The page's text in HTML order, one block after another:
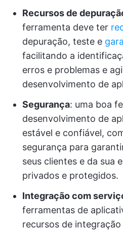
Recursos de
ferramenta deve ter
depuração, teste e
facilitando a
erros e problemas e
desenvolvimento de
Segurança: uma boa
desenvolvimento de
estável e confiável,
segurança para
seus clientes e da sua
privados e protegidos.
Integração com
ferramentas de
recursos de